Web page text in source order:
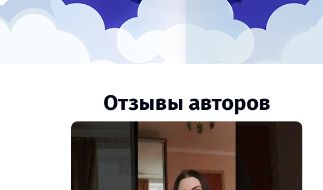
Отзывы авторов